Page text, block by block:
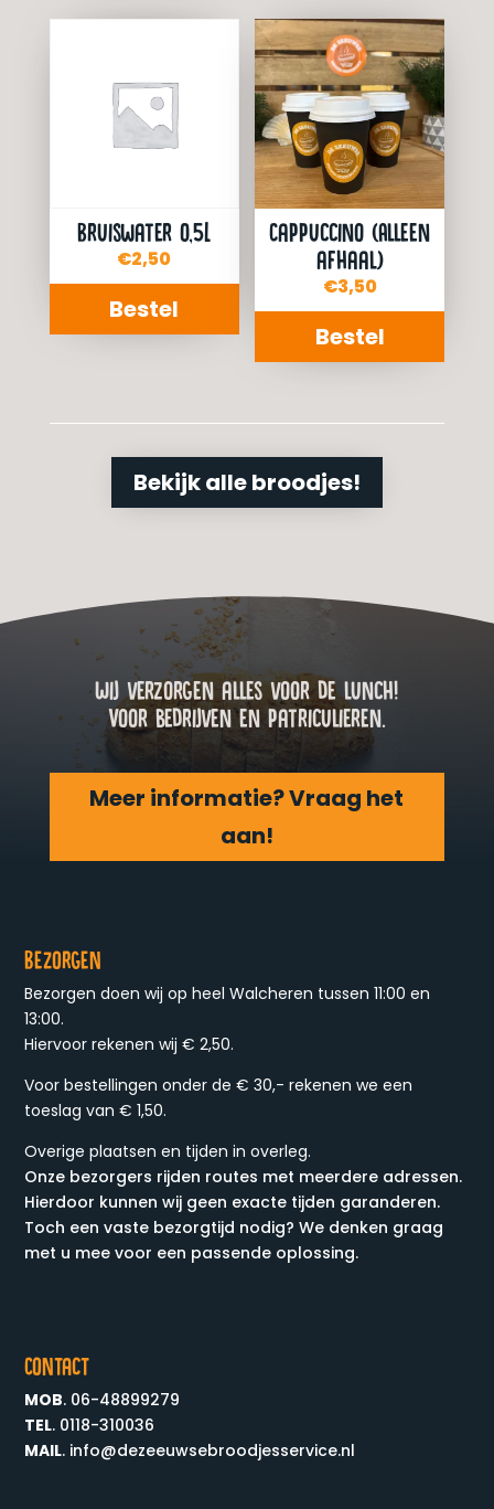
Bruiswater 0,5L
€2,50
Bestel
Cappuccino (Alleen
afhaal)
€3,50
Bestel
Bekijk alle broodjes!
Wij verzorgen alles voor de lunch!
Voor bedrijven en patriculieren.
Meer informatie? Vraag het
aan!
Bezorgen
Bezorgen doen wij op heel Walcheren tussen 11:00 en
13:00.
Hiervoor rekenen wij € 2,50.
Voor bestellingen onder de € 30,- rekenen we een
toeslag van € 1,50.
Overige plaatsen en tijden in overleg.
Onze bezorgers rijden routes met meerdere adressen.
Hierdoor kunnen wij geen exacte tijden garanderen.
Toch een vaste bezorgtijd nodig? We denken graag
met u mee voor een passende oplossing.
Contact
MOB. 06-48899279
TEL. 0118-310036
MAIL. info@dezeeuwsebroodjesservice.nl